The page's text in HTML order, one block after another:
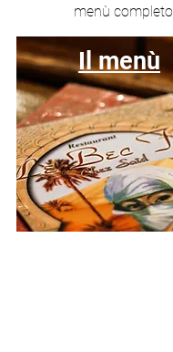
menù completo
Il menù